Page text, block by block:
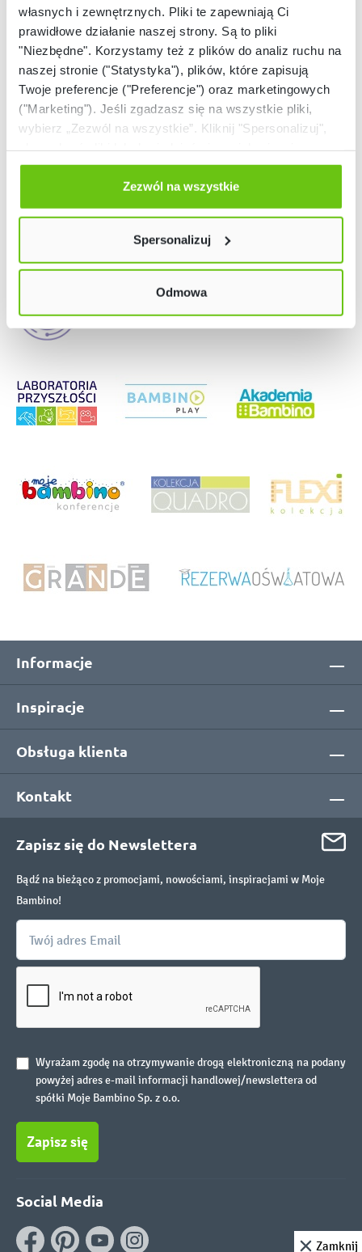
własnych i zewnętrznych. Pliki te zapewniają Ci
prawidłowe działanie naszej strony. Są to pliki
"Niezbędne". Korzystamy też z plików do analiz ruchu na
naszej stronie ("Statystyka"), plików, które zapisują
Twoje preferencje ("Preferencje") oraz marketingowych
("Marketing"). Jeśli zgadzasz się na wszystkie pliki,
wybierz „Zezwól na wszystkie”. Kliknij "Spersonalizuj",
Odmów zgody poprzez przycisk „Odmowa”. Wtedy
użyjemy tylko plików niezbędnych dla naszej strony.
Twój wybór możesz zmienić przez kliknięcie przycisku w
Polityce prywatności
Zezwól na wszystkie
Spersonalizuj
Odmowa
Nasze strony
Informacje
Inspiracje
Obsługa klienta
Kontakt
Zapisz się do Newslettera
Bądź na bieżąco z promocjami, nowościami, inspiracjami w Moje
Bambino!
Wyrażam zgodę na otrzymywanie drogą elektroniczną na podany
powyżej adres e-mail informacji handlowej/newslettera od
spółki Moje Bambino Sp. z o.o.
Zapisz się
Social Media
Zamknij